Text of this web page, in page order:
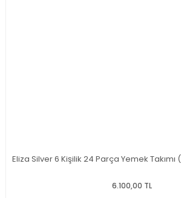
Eliza Silver 6 Kişilik 24 Parça Yemek
6.100,00 TL